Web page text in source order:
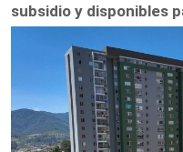
subsidio y disponibles